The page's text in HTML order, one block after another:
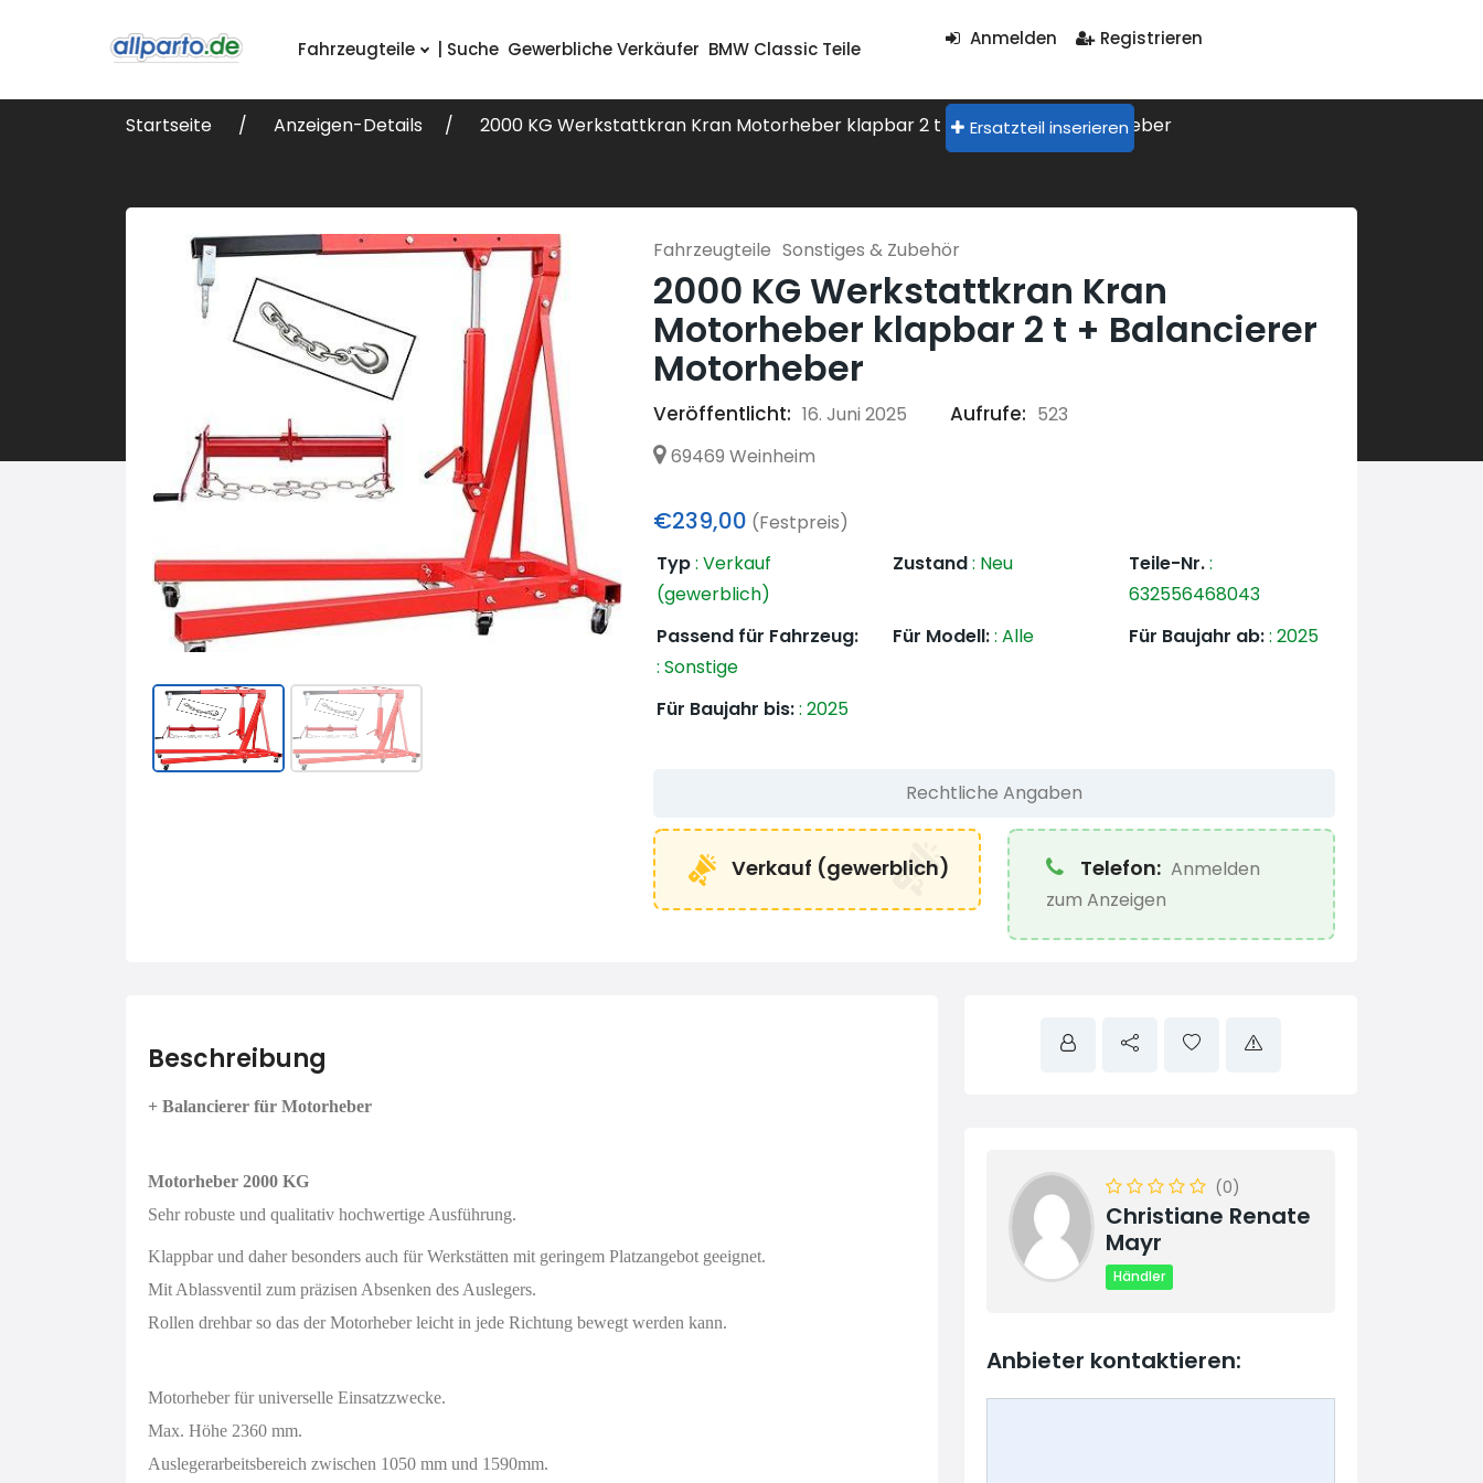
Fahrzeugteile | Suche Gewerbliche Verkäufer BMW Classic Teile Anmelden Registrieren
Ersatzteil inserieren
Startseite Anzeigen-Details 2000 KG Werkstattkran Kran Motorheber klapbar 2 t + Balancierer Motorheber
Fahrzeugteile Sonstiges & Zubehör
2000 KG Werkstattkran Kran
Motorheber klapbar 2 t + Balancierer
Motorheber
Veröffentlicht: 16. Juni 2025 Aufrufe: 523
69469 Weinheim
€239,00 (Festpreis)
Typ: Verkauf
(gewerblich)
Zustand: Neu Teile-Nr.:
632556468043
Passend für Fahrzeug:
: Sonstige
Für Modell:: Alle Für Baujahr ab:: 2025
Für Baujahr bis:: 2025
Rechtliche Angaben
Verkauf (gewerblich) Telefon: Anmelden
zum Anzeigen
Beschreibung
+ Balancierer für Motorheber
Motorheber 2000 KG
Sehr robuste und qualitativ hochwertige Ausführung.
Klappbar und daher besonders auch für Werkstätten mit geringem Platzangebot geeignet.
Mit Ablassventil zum präzisen Absenken des Auslegers.
Rollen drehbar so das der Motorheber leicht in jede Richtung bewegt werden kann.
Motorheber für universelle Einsatzzwecke.
Max. Höhe 2360 mm.
Auslegerarbeitsbereich zwischen 1050 mm und 1590mm.
(0)
Christiane Renate
Mayr
Händler
Anbieter kontaktieren: